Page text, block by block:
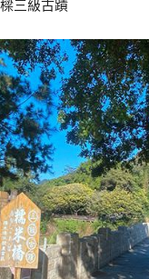
三級古蹟